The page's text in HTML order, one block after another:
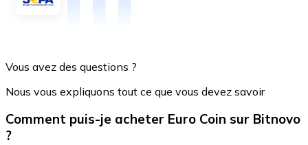
Vous avez des questions ?
Nous vous expliquons tout ce que vous devez savoir
Comment puis-je acheter Euro Coin sur Bitnovo
?